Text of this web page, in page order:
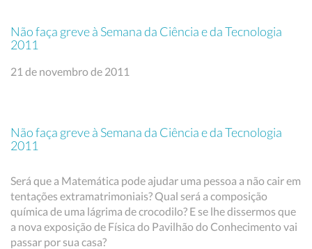
Não faça greve à Semana da Ciência e da Tecnologia
2011
21 de novembro de 2011
Não faça greve à Semana da Ciência e da Tecnologia
2011
Será que a Matemática pode ajudar uma pessoa a não cair em
tentações extramatrimoniais? Qual será a composição
química de uma lágrima de crocodilo? E se lhe dissermos que
a nova exposição de Física do Pavilhão do Conhecimento vai
passar por sua casa?